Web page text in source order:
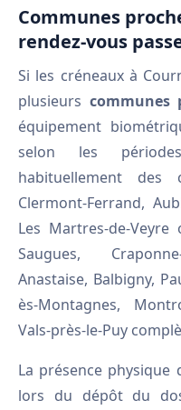
Communes
rendez-vous
Si les créneaux à
plusieurs communes
équipement
selon les
habituellement des
Clermont-Ferrand,
Les Martres-de-
Saugues,
Anastaise, Balbigny,
ès-Montagnes,
Vals-près-le-Puy
La présence
lors du dépôt du